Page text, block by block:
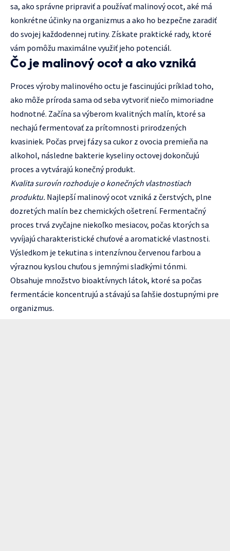
sa, ako správne pripraviť a používať malinový ocot, aké má
konkrétne účinky na organizmus a ako ho bezpečne zaradiť
do svojej každodennej rutiny. Získate praktické rady, ktoré
vám pomôžu maximálne využiť jeho potenciál.
Čo je malinový ocot a ako vzniká
Proces výroby malinového octu je fascinujúci príklad toho,
ako môže príroda sama od seba vytvoriť niečo mimoriadne
hodnotné. Začína sa výberom kvalitných malín, ktoré sa
nechajú fermentovať za prítomnosti prirodzených
kvasiniek. Počas prvej fázy sa cukor z ovocia premieňa na
alkohol, následne bakterie kyseliny octovej dokončujú
proces a vytvárajú konečný produkt.
Kvalita surovín rozhoduje o konečných vlastnostiach
produktu. Najlepší malinový ocot vzniká z čerstvých, plne
dozretých malín bez chemických ošetrení. Fermentačný
proces trvá zvyčajne niekoľko mesiacov, počas ktorých sa
vyvíjajú charakteristické chuťové a aromatické vlastnosti.
Výsledkom je tekutina s intenzívnou červenou farbou a
výraznou kyslou chuťou s jemnými sladkými tónmi.
Obsahuje množstvo bioaktívnych látok, ktoré sa počas
fermentácie koncentrujú a stávajú sa ľahšie dostupnými pre
organizmus.